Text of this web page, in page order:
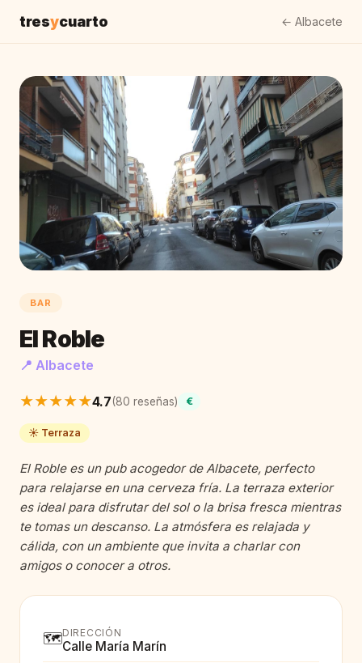
tresycuarto ← Albacete
BAR
El Roble
📍 Albacete
★★★★★4.7(80 reseñas) €
☀️ Terraza
El Roble es un pub acogedor de Albacete, perfecto
para relajarse en una cerveza fría. La terraza exterior
es ideal para disfrutar del sol o la brisa fresca mientras
te tomas un descanso. La atmósfera es relajada y
cálida, con un ambiente que invita a charlar con
amigos o conocer a otros.
🗺️DIRECCIÓN
Calle María Marín